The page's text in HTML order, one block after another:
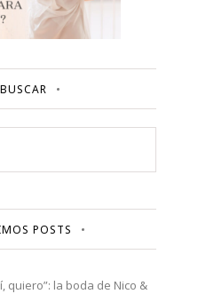
BUSCAR
POSTS
quiero”: la boda de Nico &